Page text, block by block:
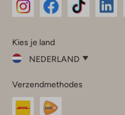
InstagramFacebook
Kies je land
NEDERLAND
je
land
Nederland
Verzendmethodes